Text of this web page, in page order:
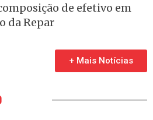
de efetivo em
da Repar
+ Mais Notícias